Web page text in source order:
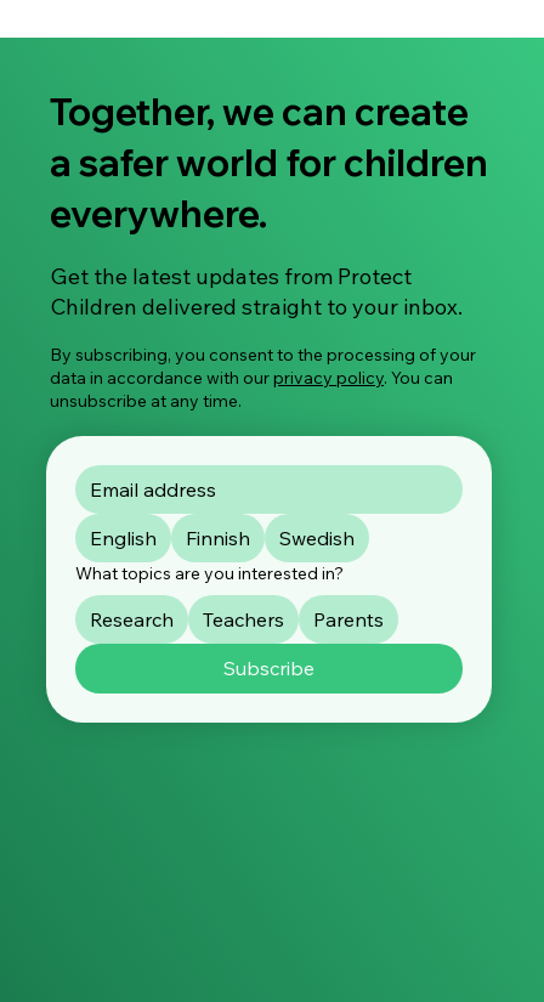
Statement: Online child sexual abuse and
exploitation in France: Experiences of
survivors and insights from offenders
Together, we can create
a safer world for children
everywhere.
Get the latest updates from Protect
Children delivered straight to your inbox.
By subscribing, you consent to the processing of your
data in accordance with ourprivacy policy. You can
unsubscribe at any time.
English Finnish Swedish
What topics are you interested in?
Research Teachers
Parents
Subscribe